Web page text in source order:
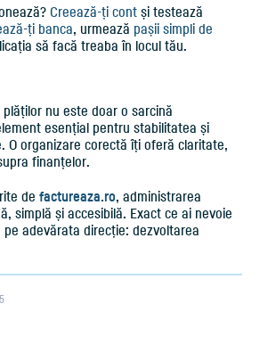
Creează-ți contși testează
ți banca, urmează pașii simpli de
să facă treaba în locul tău.
nu este doar o sarcină
esențial pentru stabilitatea și
O organizare corectă îți oferă claritate,
finanțelor.
de factureaza.ro, administrarea
simplă și accesibilă. Exact ce ai nevoie
adevărata direcție: dezvoltarea